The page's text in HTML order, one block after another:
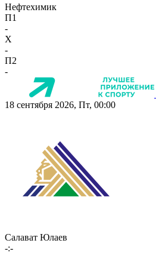
Нефтехимик
П1
-
X
-
П2
-
18 сентября 2026, Пт, 00:00
Салават Юлаев
-:-